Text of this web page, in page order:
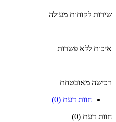
שירות לקוחות מעולה
איכות ללא פשרות
רכישה מאובטחת
חוות דעת (0)
חוות דעת (0)